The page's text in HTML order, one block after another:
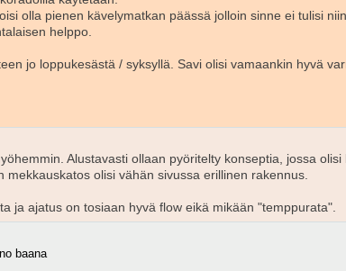
olla pienen kävelymatkan päässä jolloin sinne ei tulisi
helppo.
jo loppukesästä / syksyllä. Savi olisi vamaankin hyvä
Alustavasti ollaan pyöritelty konseptia, jossa
olisi vähän sivussa erillinen rakennus.
ja ajatus on tosiaan hyvä flow eikä mikään "temppurata".
baana